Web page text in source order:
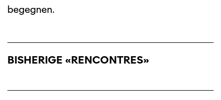
begegnen.
BISHERIGE «RENCONTRES»